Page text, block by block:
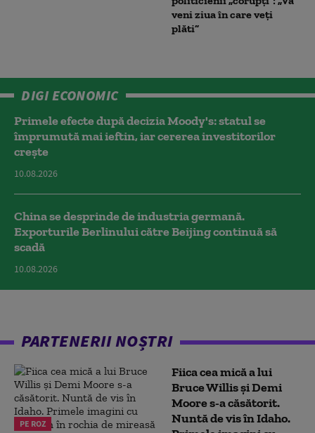
veni ziua în care veţi
plăti”
DIGI ECONOMIC
Primele efecte după decizia Moody's: statul se
împrumută mai ieftin, iar cererea investitorilor
crește
10.08.2026
China se desprinde de industria germană.
Exporturile Berlinului către Beijing continuă să
scadă
10.08.2026
PARTENERII NOȘTRI
PE ROZ
Fiica cea mică a lui
Bruce Willis și Demi
Moore s-a căsătorit.
Nuntă de vis în Idaho.